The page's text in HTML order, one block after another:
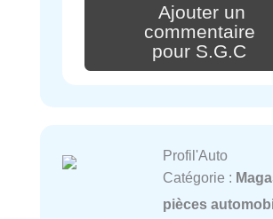
Ajouter un
commentaire
pour S.G.C
Profil'Auto
Catégorie :
pièces